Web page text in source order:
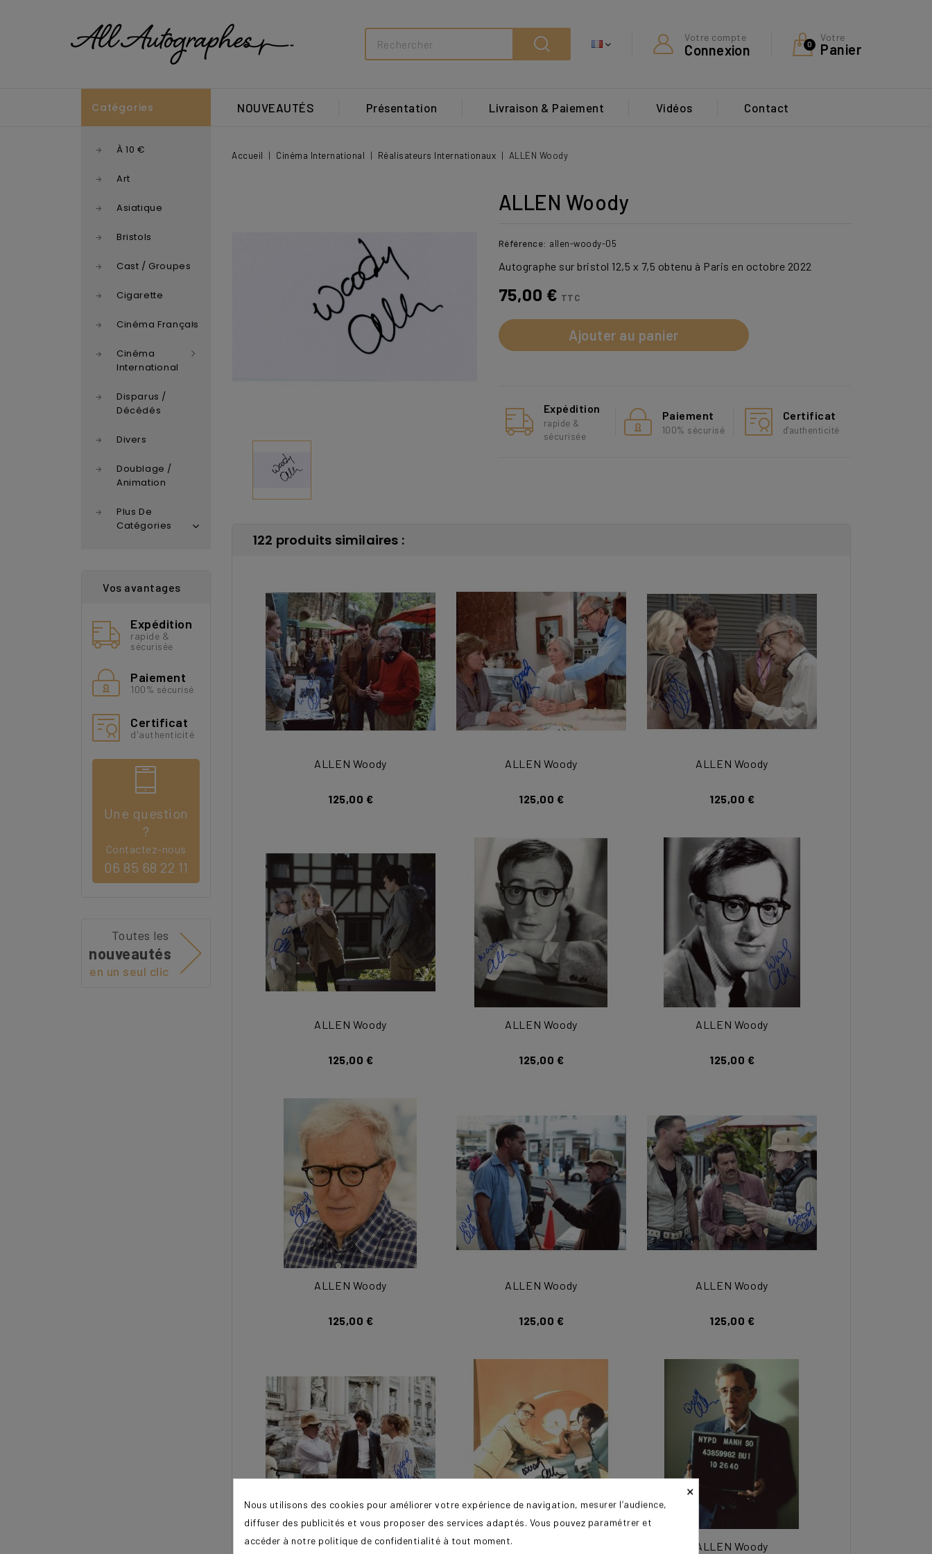
Votre
Panier
0
Votre compte
Connexion
Search
NOUVEAUTÉS Présentation Livraison & Paiement Vidéos Contact
Catégories
À 10 €
Art
Asiatique
Bristols
Cast / Groupes
Cigarette
Cinéma Français
Cinéma
International
Disparus /
Décédés
Divers
Doublage /
Animation
Plus De
Catégories
Vos avantages
Expédition
rapide &
sécurisée
Paiement
100% sécurisé
Certificat
d'authenticité
Une question
?
Contactez-nous
06 85 68 22 11
Toutes les
nouveautés
en un seul clic
Accueil Cinéma International Réalisateurs Internationaux ALLEN Woody
ALLEN Woody
Référence: allen-woody-05
Autographe sur bristol 12,5 x 7,5 obtenu à Paris en octobre 2022
75,00 € TTC
Ajouter au panier
Expédition
rapide &
sécurisée
Paiement
100% sécurisé
Certificat
d'authenticité
122 produits similaires :
ALLEN Woody
125,00 €
ALLEN Woody
125,00 €
ALLEN Woody
125,00 €
ALLEN Woody
125,00 €
ALLEN Woody
125,00 €
ALLEN Woody
125,00 €
ALLEN Woody
125,00 €
ALLEN Woody
125,00 €
ALLEN Woody
125,00 €
ALLEN Woody ALLEN Woody ALLEN Woody
×
Nous utilisons des cookies pour améliorer votre expérience de navigation, mesurer l’audience,
diffuser des publicités et vous proposer des services adaptés. Vous pouvez paramétrer et
accéder à notre politique de confidentialité à tout moment.